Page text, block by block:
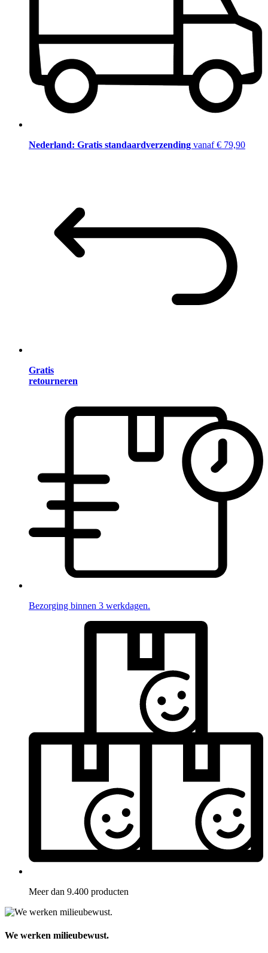
Nederland: Gratis standaardverzending vanaf € 79,90
Gratis
retourneren
Bezorging binnen 3 werkdagen.
Meer dan 9.400 producten
We werken milieubewust.